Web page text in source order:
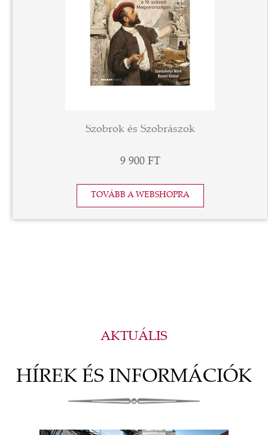
Szobrok és Szobrászok
9 900 FT
TOVÁBB A WEBSHOPRA
AKTUÁLIS
HÍREK ÉS INFORMÁCIÓK